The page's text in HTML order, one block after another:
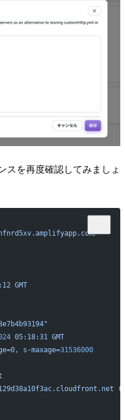
スを再度確認してみましょ
GMT
05:18:31 GMT
s-maxage=31536000